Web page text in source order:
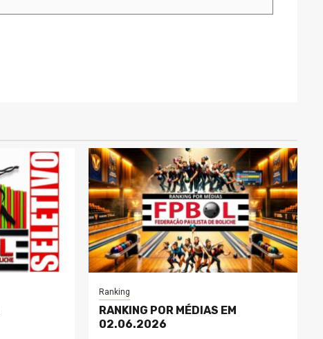
Ranking
RANKING POR MÉDIAS EM
02.06.2026